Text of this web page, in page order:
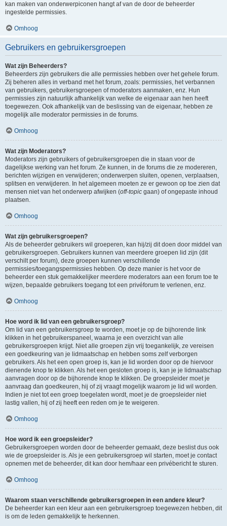
kan maken van onderwerpiconen hangt af van de door de beheerder
ingestelde permissies.
Omhoog
Gebruikers en gebruikersgroepen
Wat zijn Beheerders?
Beheerders zijn gebruikers die alle permissies hebben over het gehele forum.
Zij beheren alles in verband met het forum, zoals: permissies, het verbannen
van gebruikers, gebruikersgroepen of moderators aanmaken, enz. Hun
permissies zijn natuurlijk afhankelijk van welke de eigenaar aan hen heeft
toegewezen. Ook afhankelijk van de beslissing van de eigenaar, hebben ze
mogelijk alle moderator permissies in de forums.
Omhoog
Wat zijn Moderators?
Moderators zijn gebruikers of gebruikersgroepen die in staan voor de
dagelijkse werking van het forum. Ze kunnen, in de forums die ze modereren,
berichten wijzigen en verwijderen; onderwerpen sluiten, openen, verplaatsen,
splitsen en verwijderen. In het algemeen moeten ze er gewoon op toe zien dat
mensen niet van het onderwerp afwijken (off-topic gaan) of ongepaste inhoud
plaatsen.
Omhoog
Wat zijn gebruikersgroepen?
Als de beheerder gebruikers wil groeperen, kan hij/zij dit doen door middel van
gebruikersgroepen. Gebruikers kunnen van meerdere groepen lid zijn (dit
verschilt per forum), deze groepen kunnen verschillende
permissies/toegangspermissies hebben. Op deze manier is het voor de
beheerder een stuk gemakkelijker meerdere moderators aan een forum toe te
wijzen, bepaalde gebruikers toegang tot een privéforum te verlenen, enz.
Omhoog
Hoe word ik lid van een gebruikersgroep?
Om lid van een gebruikersgroep te worden, moet je op de bijhorende link
klikken in het gebruikerspaneel, waarna je een overzicht van alle
gebruikersgroepen krijgt. Niet alle groepen zijn vrij toegankelijk, ze vereisen
een goedkeuring van je lidmaatschap en hebben soms zelf verborgen
gebruikers. Als het een open groep is, kan je lid worden door op de hiervoor
dienende knop te klikken. Als het een gesloten groep is, kan je je lidmaatschap
aanvragen door op de bijhorende knop te klikken. De groepsleider moet je
aanvraag dan goedkeuren, hij of zij vraagt mogelijk waarom je lid wil worden.
Indien je niet tot een groep toegelaten wordt, moet je de groepsleider niet
lastig vallen, hij of zij heeft een reden om je te weigeren.
Omhoog
Hoe word ik een groepsleider?
Gebruikersgroepen worden door de beheerder gemaakt, deze beslist dus ook
wie de groepsleider is. Als je een gebruikersgroep wil starten, moet je contact
opnemen met de beheerder, dit kan door hem/haar een privébericht te sturen.
Omhoog
Waarom staan verschillende gebruikersgroepen in een andere kleur?
De beheerder kan een kleur aan een gebruikersgroep toegewezen hebben, dit
is om de leden gemakkelijk te herkennen.